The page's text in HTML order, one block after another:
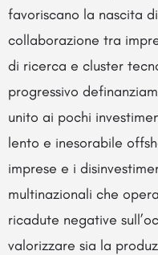
favoriscano la nascita
collaborazione tra
di ricerca e cluster
progressivo
unito ai pochi
lento e inesorabile
imprese e i
multinazionali che
ricadute negative
valorizzare sia la